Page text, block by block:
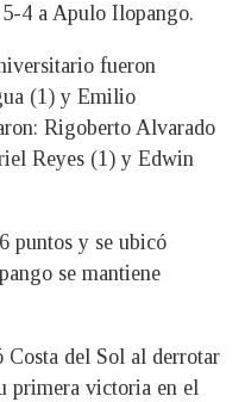
4 a Apulo Ilopango.
fueron
(1) y Emilio
Rigoberto Alvarado
Reyes (1) y Edwin
puntos y se ubicó
se mantiene
Costa del Sol al derrotar
primera victoria en el